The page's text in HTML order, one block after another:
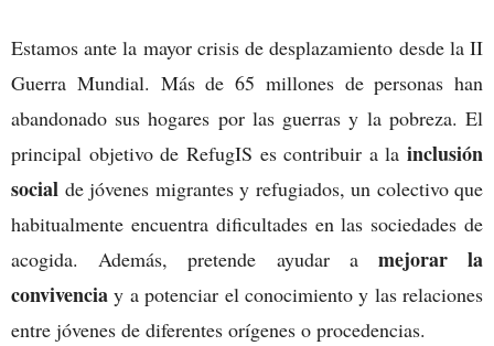
Estamos ante la mayor crisis de desplazamiento desde la II
Guerra Mundial. Más de 65 millones de personas han
abandonado sus hogares por las guerras y la pobreza. El
principal objetivo de RefugIS es contribuir a la inclusión
social de jóvenes migrantes y refugiados, un colectivo que
habitualmente encuentra dificultades en las sociedades de
acogida. Además, pretende ayudar a mejorar la
convivencia y a potenciar el conocimiento y las relaciones
entre jóvenes de diferentes orígenes o procedencias.